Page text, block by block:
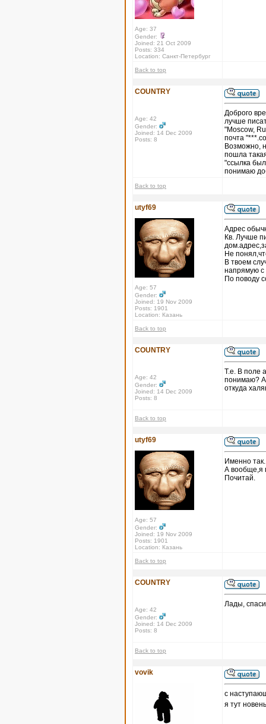
Age: 37
Gender:
Joined: 21 Oct 2009
Posts: 334
Location: Санкт-Петербург
Back to top
COUNTRY
Age: 42
Gender:
Joined: 14 Dec 2009
Posts: 8
Доброго
лучше
"Moscow,
почта
Возможно,
пошла
"ссылка
понимаю
Back to top
utyf69
Age: 57
Gender:
Joined: 19 Nov 2009
Posts: 1901
Location: Казань
Адрес
Кв. Лучше
Не
В твоем
напрямую
По поводу
Back to top
COUNTRY
Age: 42
Gender:
Joined: 14 Dec 2009
Posts: 8
Т.е. В поле
понимаю? А
откуда
Back to top
utyf69
Age: 57
Gender:
Joined: 19 Nov 2009
Posts: 1901
Location: Казань
Именно так.
А вообще,я
Почитай.
Back to top
COUNTRY
Age: 42
Gender:
Joined: 14 Dec 2009
Posts: 8
Лады,
Back to top
vovik
с
я тут